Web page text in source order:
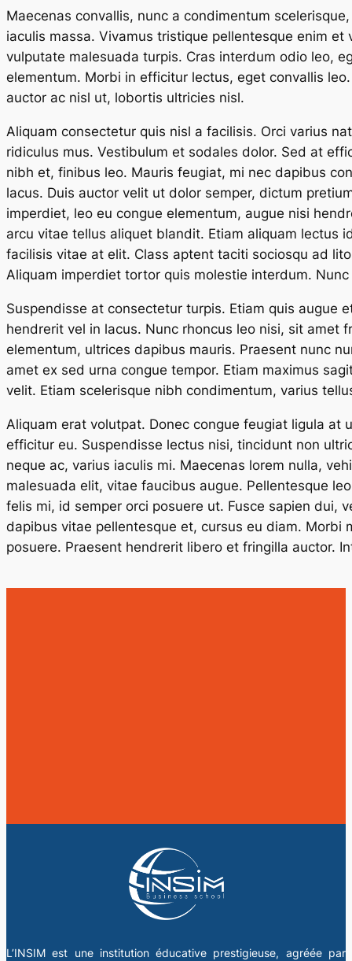
Maecenas convallis, nunc a condimentum
iaculis massa. Vivamus tristique pellentesque enim
vulputate malesuada turpis. Cras interdum odio leo,
elementum. Morbi in efficitur lectus, eget convallis
auctor ac nisl ut, lobortis ultricies nisl.
Aliquam consectetur quis nisl a facilisis. Orci varius
ridiculus mus. Vestibulum et sodales dolor. Sed at
nibh et, finibus leo. Mauris feugiat, mi nec dapibus
lacus. Duis auctor velit ut dolor semper, dictum
imperdiet, leo eu congue elementum, augue nisi
arcu vitae tellus aliquet blandit. Etiam aliquam lectus
facilisis vitae at elit. Class aptent taciti sociosqu ad
Aliquam imperdiet tortor quis molestie interdum.
Suspendisse at consectetur turpis. Etiam quis augue
hendrerit vel in lacus. Nunc rhoncus leo nisi, sit amet
elementum, ultrices dapibus mauris. Praesent nunc
amet ex sed urna congue tempor. Etiam maximus
velit. Etiam scelerisque nibh condimentum, varius
Aliquam erat volutpat. Donec congue feugiat ligula at
efficitur eu. Suspendisse lectus nisi, tincidunt non
neque ac, varius iaculis mi. Maecenas lorem nulla,
malesuada elit, vitae faucibus augue. Pellentesque
felis mi, id semper orci posuere ut. Fusce sapien dui,
dapibus vitae pellentesque et, cursus eu diam. Morbi
posuere. Praesent hendrerit libero et fringilla auctor.
L’INSIM est une institution éducative prestigieuse, agréée par